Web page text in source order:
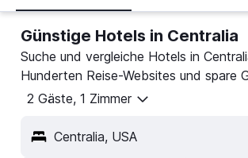
Günstige Hotels in Centralia
Suche und vergleiche Hotels in
Hunderten Reise-Websites und spare
2 Gäste, 1 Zimmer
Centralia, USA